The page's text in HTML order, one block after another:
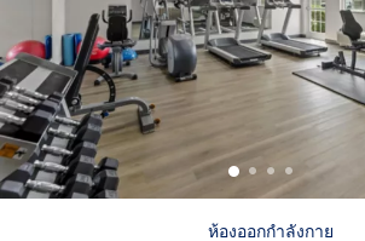
ห้องออกกำลังกาย